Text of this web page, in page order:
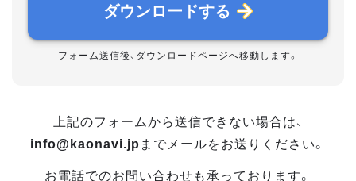
ダウンロードする
フォーム送信後、ダウンロードページへ移動します。
上記のフォームから送信できない場合は、
info@kaonavi.jp までメールをお送りください。
お電話でのお問い合わせも承っております。